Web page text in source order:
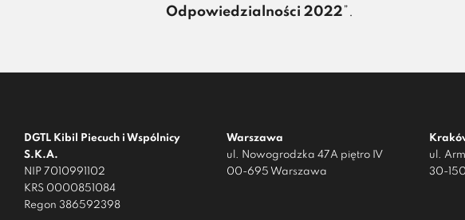
Odpowiedzialności 2022”.
DGTL Kibil Piecuch i Wspólnicy
S.K.A.
NIP 7010991102
KRS 0000851084
Regon 386592398
Warszawa
ul. Nowogrodzka 47A piętro IV
00-695 Warszawa
ul.
30-